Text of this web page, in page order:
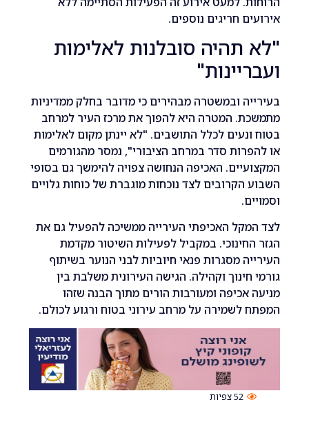
חריגים נוספים.
סובלנות לאלימות
ובמשטרה מבהירים כי מדובר בחלק ממדיניות
המטרה היא להפוך את מרכז העיר למרחב
לכלל התושבים. "לא יינתן מקום לאלימות
סדר במרחב הציבורי", נמסר מהגורמים
האכיפה הנחושה צפויה להימשך גם בסופי
הקרובים לצד נוכחות מוגברת של כוחות גלויים
האכיפתי העירייה ממשיכה להפעיל גם את
במקביל לפעילות השיטור מקדמת
מסגרות פנאי חיוביות לבני הנוער בשיתוף
וקהילה. הגישה העירונית משלבת בין
אכיפה ומעורבות הורים מתוך הבנה שזהו
לשמירה על מרחב עירוני בטוח ורגוע לכולם.